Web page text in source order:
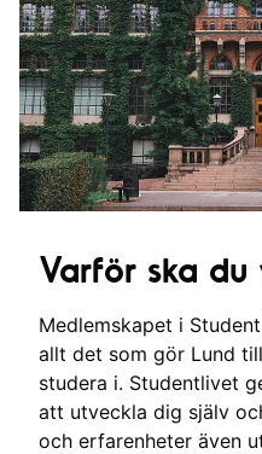
Varför ska
Medlemskapet i
allt det som gör Lund
studera i. Studentlivet
att utveckla dig själv
och erfarenheter även